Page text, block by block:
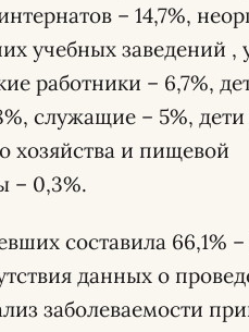
– 14,7%,
учебных заведений ,
работники – 6,7%,
служащие – 5%,
хозяйства и пищевой
– 0,3%.
составила 66,1% –
данных о
заболеваемости